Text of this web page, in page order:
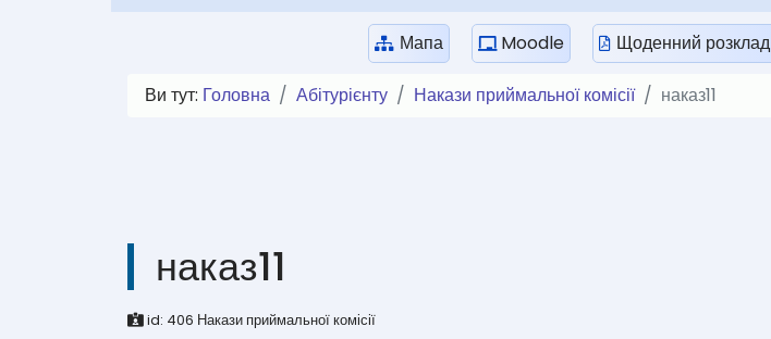
Мапа Moodle Щоденний розклад
Ви тут: Головна Абітурієнту Накази приймальної комісії наказ11
наказ11
id: 406 Накази приймальної комісії